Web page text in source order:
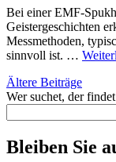
Bei einer EMF-
Geistergeschichten
Messmethoden,
sinnvoll ist. …
Ältere Beiträge
Wer suchet, der
Bleiben Sie